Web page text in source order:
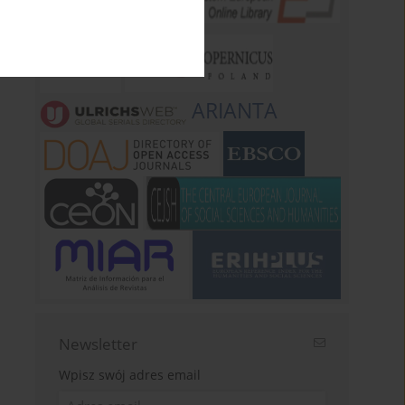
ARIANTA
Newsletter
Wpisz swój adres email